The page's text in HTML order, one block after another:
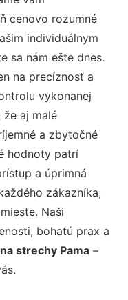
cenovo rozumné
individuálnym
sa nám ešte dnes.
na precíznosť a
vykonanej
že aj malé
a zbytočné
hodnoty patrí
a úprimná
zákazníka,
Naši
bohatú prax a
strechy Pama –